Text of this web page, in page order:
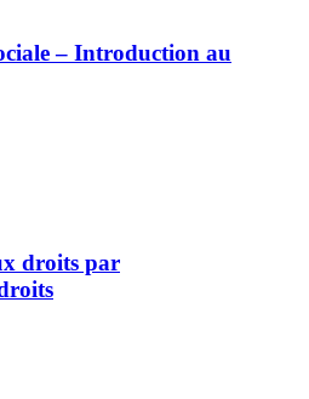
– Introduction au
droits par